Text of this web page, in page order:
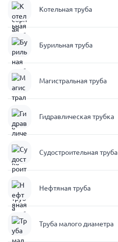
Котельная труба
Бурильная труба
Магистральная труба
Гидравлическая трубка
Судостроительная труба
Нефтяная труба
Труба малого диаметра